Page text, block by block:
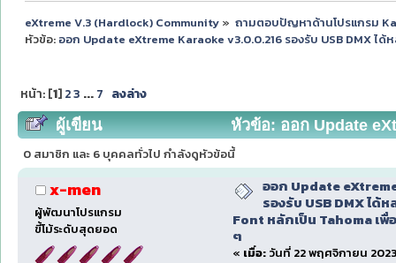
eXtreme V.3 (Hardlock) Community» ถามตอบปัญหาด้านโปรแกรม
หัวข้อ: ออก Update eXtreme Karaoke v3.0.0.216 รองรับ USB DMX ไ
หน้า: [1] 23 ... 7 ลงล่าง
ผู้เขียน
หัวข้อ: ออก Update
เปลี่ยน Font หลักเป็น Tahoma เพื่อรองรับ
0 สมาชิก และ 6 บุคคลทั่วไป กำลังดูหัวข้อนี้
x-men
ผู้พัฒนาโปรแกรม
ขี้โม้ระดับสุดยอด
ออก Update
รองรับ USB DMX ได้
Font หลักเป็น Tahoma เพื่
ๆ
« เมื่อ: วันที่ 22 พฤศจิกายน